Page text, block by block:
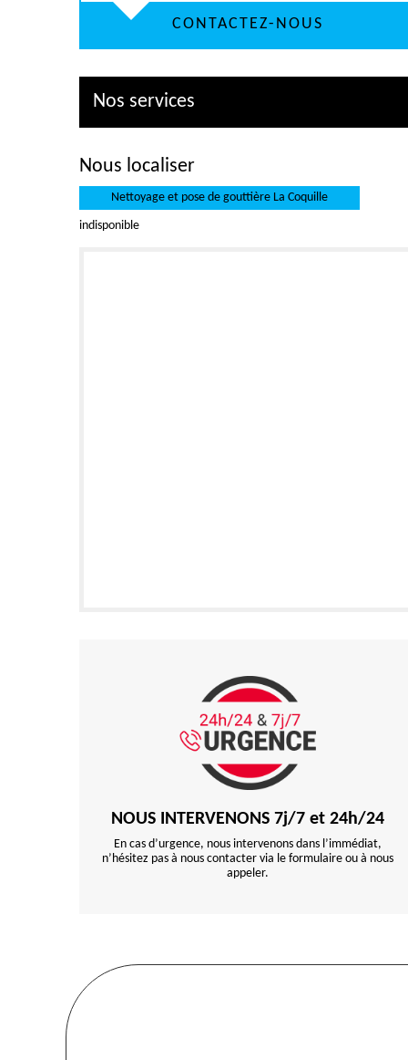
CONTACTEZ-NOUS
Nos services
Nous localiser
Nettoyage et pose de gouttière La Coquille
indisponible
NOUS INTERVENONS 7j/7 et 24h/24
En cas d’urgence, nous intervenons dans l’immédiat,
n’hésitez pas à nous contacter via le formulaire ou à nous
appeler.